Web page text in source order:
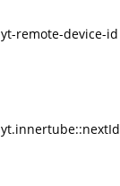
yt-remote-device-id
yt.innertube::nextId